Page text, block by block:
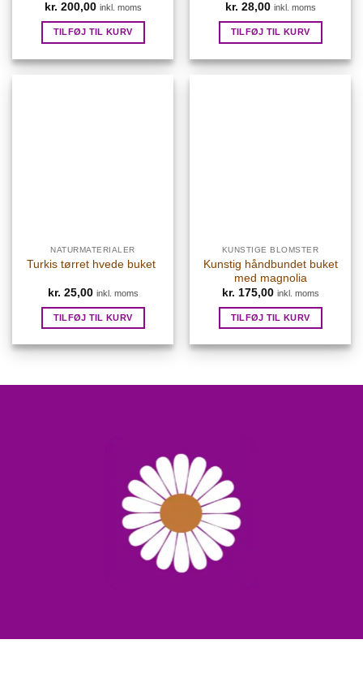
kr. 200,00 inkl. moms
TILFØJ TIL KURV
kr. 28,00 inkl. moms
TILFØJ TIL KURV
NATURMATERIALER
Turkis tørret hvede buket
kr. 25,00 inkl. moms
TILFØJ TIL KURV
KUNSTIGE BLOMSTER
Kunstig håndbundet buket
med magnolia
kr. 175,00 inkl. moms
TILFØJ TIL KURV